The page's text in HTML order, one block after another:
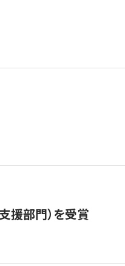
援部門）を受賞